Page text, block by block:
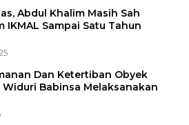
Abdul Khalim Masih Sah
IKMAL Sampai Satu Tahun
Dan Ketertiban Obyek
Babinsa Melaksanakan